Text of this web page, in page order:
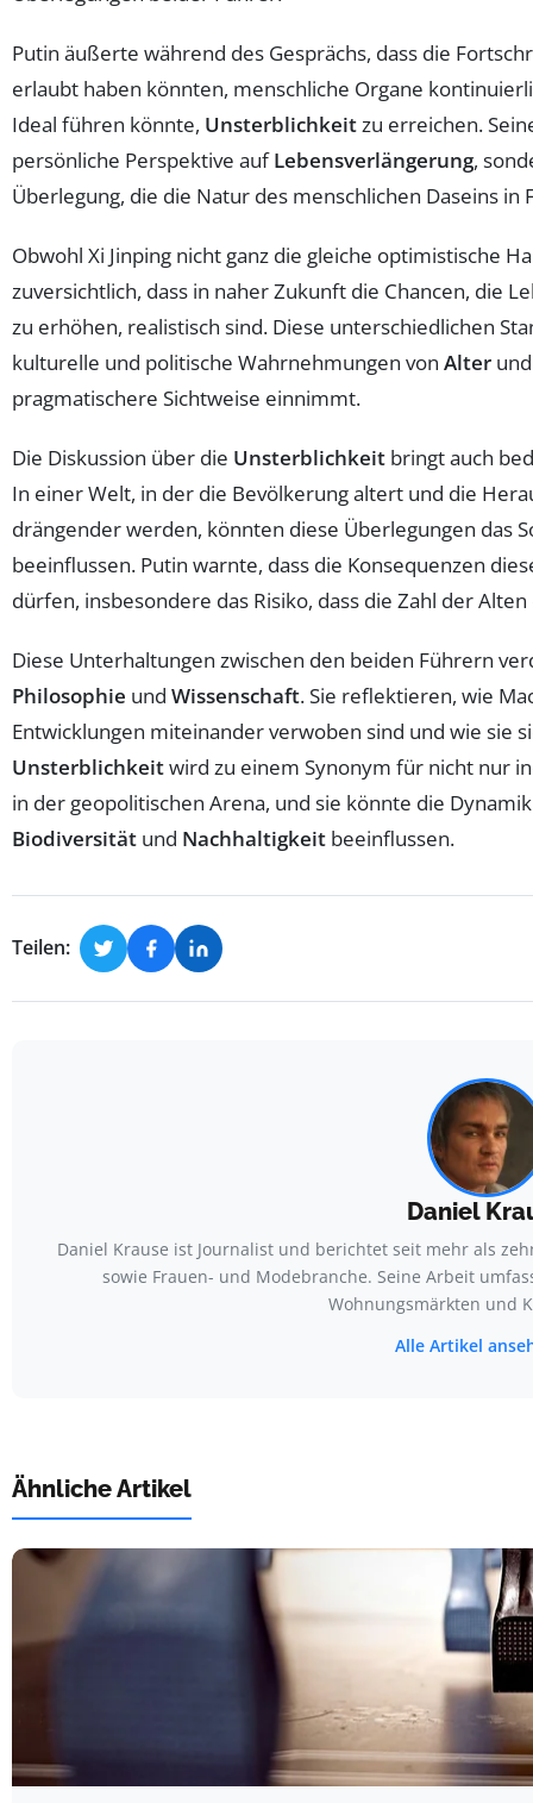
Putin äußerte während des Gesprächs, dass die
erlaubt haben könnten, menschliche Organe
Ideal führen könnte, Unsterblichkeit zu erreichen.
persönliche Perspektive aufLebensverlängerung,
Überlegung, die die Natur des menschlichen Daseins in
Obwohl Xi Jinping nicht ganz die gleiche optimistische
zuversichtlich, dass in naher Zukunft die Chancen, die
zu erhöhen, realistisch sind. Diese unterschiedlichen
kulturelle und politische Wahrnehmungen von Alter
pragmatischere Sichtweise einnimmt.
Die Diskussion über die Unsterblichkeit bringt auch
In einer Welt, in der die Bevölkerung altert und die
drängender werden, könnten diese Überlegungen das
beeinflussen. Putin warnte, dass die Konsequenzen
dürfen, insbesondere das Risiko, dass die Zahl der
Diese Unterhaltungen zwischen den beiden Führern
Philosophie und Wissenschaft. Sie reflektieren, wie
Entwicklungen miteinander verwoben sind und wie sie
Unsterblichkeitwird zu einem Synonym für nicht nur
in der geopolitischen Arena, und sie könnte die
Biodiversität und Nachhaltigkeit beeinflussen.
Teilen:
Daniel
Daniel Krause ist Journalist und berichtet seit mehr als
sowie Frauen- und Modebranche. Seine Arbeit
Wohnungsmärkten und
Alle Artikel
Ähnliche Artikel